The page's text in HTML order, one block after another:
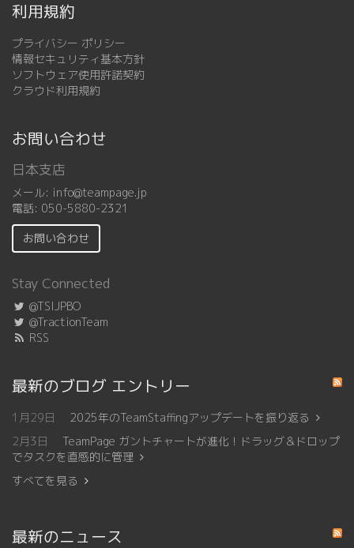
利用規約
プライバシー ポリシー
情報セキュリティ基本方針
ソフトウェア使用許諾契約
クラウド利用規約
お問い合わせ
日本支店
メール: info@teampage.jp
電話: 050-5880-2321
お問い合わせ
Stay Connected
@TSIJPBO
@TractionTeam
RSS
最新のブログ エントリー
1月29日
2025年のTeamStaffingアップデートを振り返る
2月3日
TeamPage ガントチャートが進化！ドラッグ＆ドロップ
でタスクを直感的に管理
すべてを見る
最新のニュース